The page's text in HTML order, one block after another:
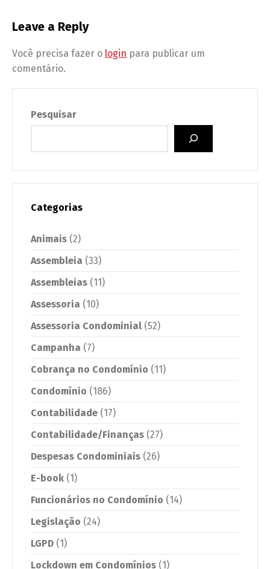
Leave a Reply
Você precisa fazer o login para publicar um
comentário.
Pesquisar
Categorias
Animais (2)
Assembleia (33)
Assembleias (11)
Assessoria (10)
Assessoria Condominial (52)
Campanha (7)
Cobrança no Condomínio (11)
Condomínio (186)
Contabilidade (17)
Contabilidade/Finanças (27)
Despesas Condominiais (26)
E-book (1)
Funcionários no Condomínio (14)
Legislação (24)
LGPD (1)
Lockdown em Condomínios (1)